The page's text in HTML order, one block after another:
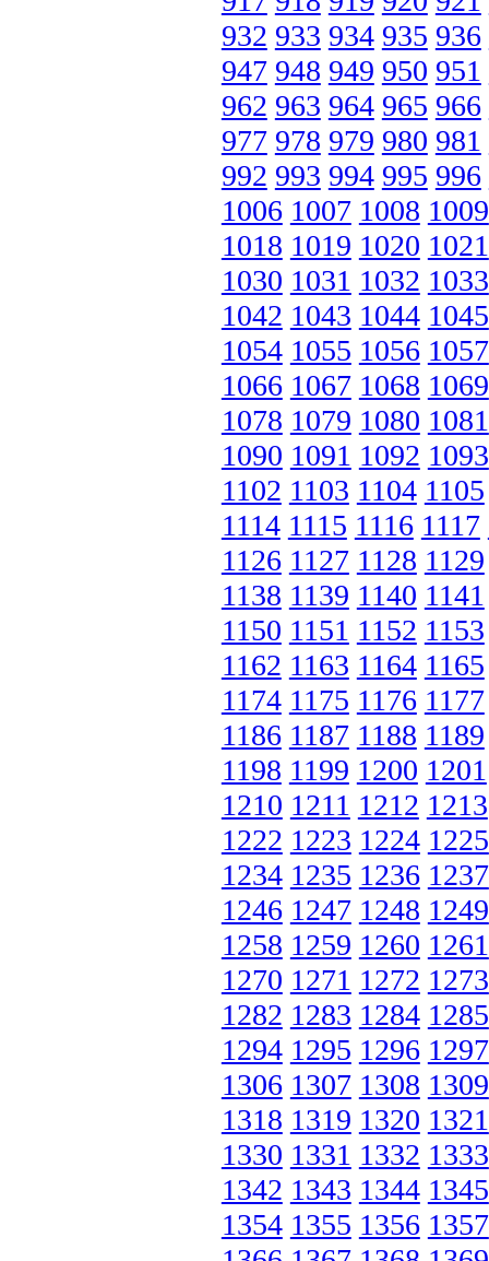
932 933 934 935 936
947 948 949 950 951
962 963 964 965 966
977 978 979 980 981
992 993 994 995 996
1006 1007 1008 1009
1018 1019 1020 1021
1030 1031 1032 1033
1042 1043 1044 1045
1054 1055 1056 1057
1066 1067 1068 1069
1078 1079 1080 1081
1090 1091 1092 1093
1102 1103 1104 1105
1114 1115 1116 1117
1126 1127 1128 1129
1138 1139 1140 1141
1150 1151 1152 1153
1162 1163 1164 1165
1174 1175 1176 1177
1186 1187 1188 1189
1198 1199 1200 1201
1210 1211 1212 1213
1222 1223 1224 1225
1234 1235 1236 1237
1246 1247 1248 1249
1258 1259 1260 1261
1270 1271 1272 1273
1282 1283 1284 1285
1294 1295 1296 1297
1306 1307 1308 1309
1318 1319 1320 1321
1330 1331 1332 1333
1342 1343 1344 1345
1354 1355 1356 1357